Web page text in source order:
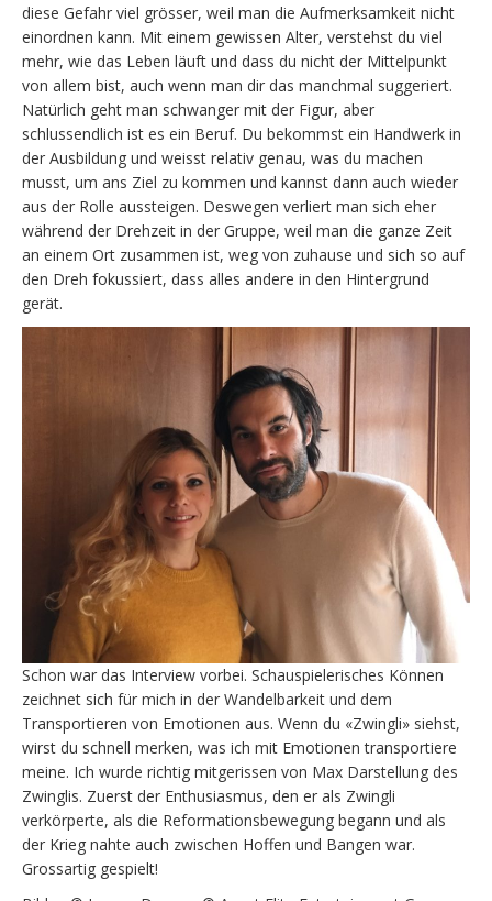
diese Gefahr viel grösser, weil man die Aufmerksamkeit nicht
einordnen kann. Mit einem gewissen Alter, verstehst du viel
mehr, wie das Leben läuft und dass du nicht der Mittelpunkt
von allem bist, auch wenn man dir das manchmal suggeriert.
Natürlich geht man schwanger mit der Figur, aber
schlussendlich ist es ein Beruf. Du bekommst ein Handwerk in
der Ausbildung und weisst relativ genau, was du machen
musst, um ans Ziel zu kommen und kannst dann auch wieder
aus der Rolle aussteigen. Deswegen verliert man sich eher
während der Drehzeit in der Gruppe, weil man die ganze Zeit
an einem Ort zusammen ist, weg von zuhause und sich so auf
den Dreh fokussiert, dass alles andere in den Hintergrund
gerät.
Schon war das Interview vorbei. Schauspielerisches Können
zeichnet sich für mich in der Wandelbarkeit und dem
Transportieren von Emotionen aus. Wenn du «Zwingli» siehst,
wirst du schnell merken, was ich mit Emotionen transportiere
meine. Ich wurde richtig mitgerissen von Max Darstellung des
Zwinglis. Zuerst der Enthusiasmus, den er als Zwingli
verkörperte, als die Reformationsbewegung begann und als
der Krieg nahte auch zwischen Hoffen und Bangen war.
Grossartig gespielt!